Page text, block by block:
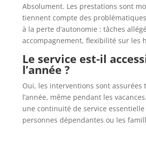
Absolument. Les prestations sont
tiennent compte des problématiques
à la perte d’autonomie : tâches
accompagnement, flexibilité sur les
Le service est-il
l’année ?
Oui, les interventions sont assurées
l’année, même pendant les
une continuité de service
personnes dépendantes ou les